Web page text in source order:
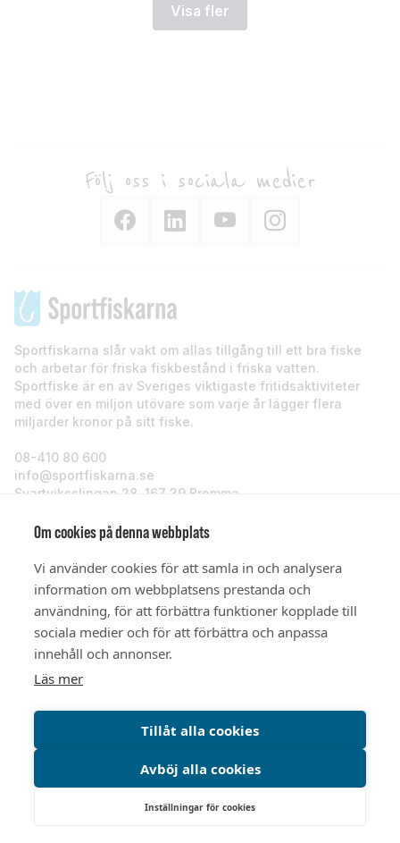
Om cookies på denna webbplats
Vi använder cookies för att samla in och analysera
information om webbplatsens prestanda och
användning, för att förbättra funktioner kopplade till
sociala medier och för att förbättra och anpassa
innehåll och annonser.
Läs mer
Tillåt alla cookies
Avböj alla cookies
Inställningar för cookies
Visa fler
Följ oss i sociala medier
Sportfiskarna slår vakt om allas tillgång till ett bra fiske
och arbetar för friska fiskbestånd i friska vatten.
Sportfiske är en av Sveriges viktigaste fritidsaktiviteter
med över en miljon utövare som varje år lägger flera
miljarder kronor på sitt fiske.
08-410 80 600
info@sportfiskarna.se
Svartviksslingan 28, 167 39 Bromma
Sportfiskarna
Om oss
Stöd oss